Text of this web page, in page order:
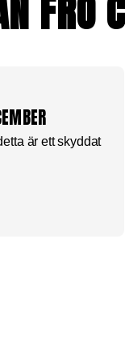
FRO
är ett skyddat